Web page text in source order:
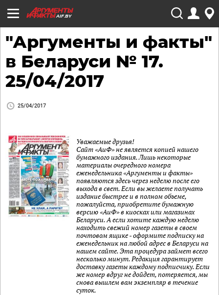
AIF.BY
"Аргументы и факты"
в Беларуси № 17.
25/04/2017
25/04/2017
Уважаемые друзья!
Сайт «АиФ» не является копией нашего
бумажного издания. Лишь некоторые
материалы очередного номера
еженедельника «Аргументы и факты»
появляются здесь через неделю после его
выхода в свет. Если вы желаете получать
издание быстрее и в полном объеме,
пожалуйста, приобретите бумажную
версию «АиФ» в киосках или магазинах
Беларуси. А если хотите каждую неделю
находить свежий номер газеты в своем
почтовом ящике - оформите подписку на
еженедельник на любой адрес в Беларуси на
нашем сайте. Эта процедура займет всего
несколько минут. Редакция гарантирует
доставку газеты каждому подписчику. Если
же номер вдруг не дойдет, потеряется, мы
снова вышлем вам экземпляр в течение
суток.